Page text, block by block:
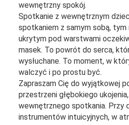
wewnętrzny spokój.
Spotkanie z wewnętrznym
spotkaniem z samym sobą, tym
ukrytym pod warstwami
masek. To powrót do serca,
wysłuchane. To moment, w
walczyć i po prostu być.
Zapraszam Cię do wyjątkowej
przestrzeni głębokiego
wewnętrznego spotkania. Przy
instrumentów intuicyjnych, w